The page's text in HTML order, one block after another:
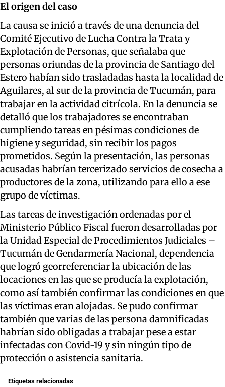
El origen del caso
La causa se inició a través de una denuncia del
Comité Ejecutivo de Lucha Contra la Trata y
Explotación de Personas, que señalaba que
personas oriundas de la provincia de Santiago del
Estero habían sido trasladadas hasta la localidad de
Aguilares, al sur de la provincia de Tucumán, para
trabajar en la actividad citrícola. En la denuncia se
detalló que los trabajadores se encontraban
cumpliendo tareas en pésimas condiciones de
higiene y seguridad, sin recibir los pagos
prometidos. Según la presentación, las personas
acusadas habrían tercerizado servicios de cosecha a
productores de la zona, utilizando para ello a ese
grupo de víctimas.
Las tareas de investigación ordenadas por el
Ministerio Público Fiscal fueron desarrolladas por
la Unidad Especial de Procedimientos Judiciales –
Tucumán de Gendarmería Nacional, dependencia
que logró georreferenciar la ubicación de las
locaciones en las que se producía la explotación,
como así también confirmar las condiciones en que
las víctimas eran alojadas. Se pudo confirmar
también que varias de las persona damnificadas
habrían sido obligadas a trabajar pese a estar
infectadas con Covid-19 y sin ningún tipo de
protección o asistencia sanitaria.
Etiquetas relacionadas